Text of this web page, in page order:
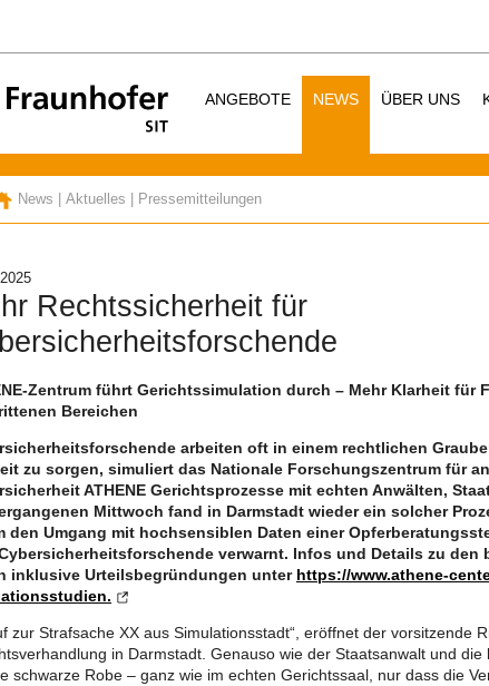
ANGEBOTE NEWS ÜBER UNS
News Aktuelles Pressemitteilungen
Rechtssicherheit für
Zentrum führt Gerichtssimulation durch – Mehr Klarheit für
Bereichen
arbeiten oft in einem rechtlichen
zu sorgen, simuliert das Nationale Forschungszentrum für
ATHENE Gerichtsprozesse mit echten Anwälten,
Mittwoch fand in Darmstadt wieder ein solcher
den Umgang mit hochsensiblen Daten einer
verwarnt. Infos und Details zu den
inklusive Urteilsbegründungen unter https://www.athene-
zur Strafsache XX aus Simulationsstadt“, eröffnet der vorsitzende
in Darmstadt. Genauso wie der Staatsanwalt und
schwarze Robe – ganz wie im echten Gerichtssaal, nur dass die